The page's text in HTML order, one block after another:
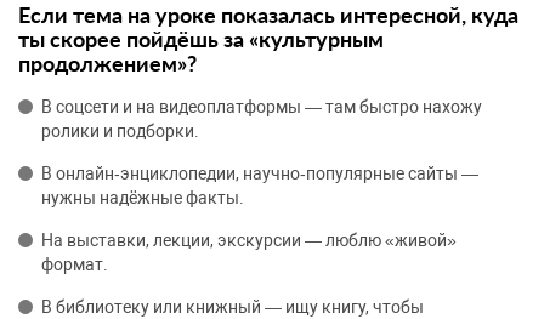
Если тема на уроке показалась интересной, куда
ты скорее пойдёшь за «культурным
продолжением»?
В соцсети и на видеоплатформы — там быстро нахожу
ролики и подборки.
В онлайн‑энциклопедии, научно‑популярные сайты —
нужны надёжные факты.
На выставки, лекции, экскурсии — люблю «живой»
формат.
В библиотеку или книжный — ищу книгу, чтобы